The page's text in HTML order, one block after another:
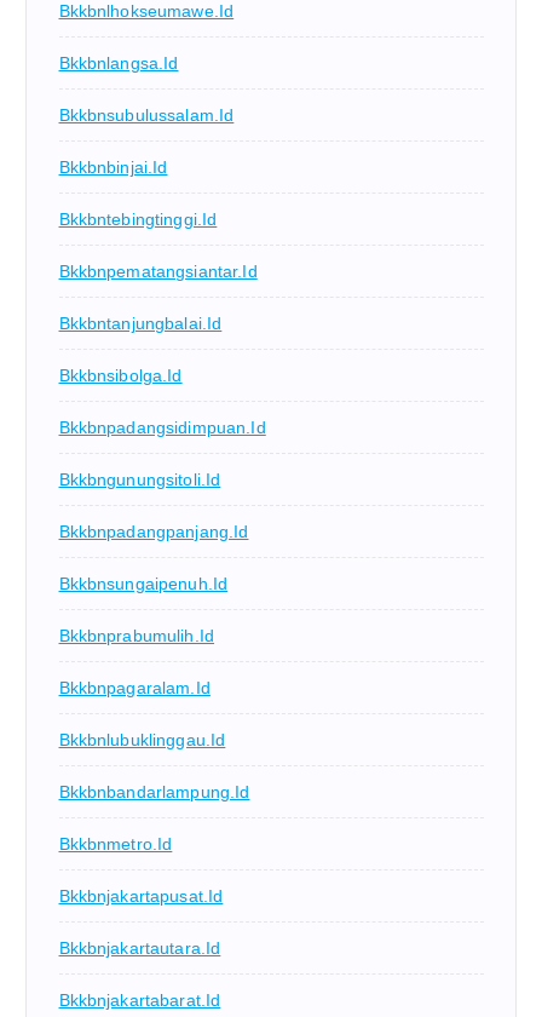
Bkkbnlhokseumawe.id
Bkkbnlangsa.id
Bkkbnsubulussalam.id
Bkkbnbinjai.id
Bkkbntebingtinggi.id
Bkkbnpematangsiantar.id
Bkkbntanjungbalai.id
Bkkbnsibolga.id
Bkkbnpadangsidimpuan.id
Bkkbngunungsitoli.id
Bkkbnpadangpanjang.id
Bkkbnsungaipenuh.id
Bkkbnprabumulih.id
Bkkbnpagaralam.id
Bkkbnlubuklinggau.id
Bkkbnbandarlampung.id
Bkkbnmetro.id
Bkkbnjakartapusat.id
Bkkbnjakartautara.id
Bkkbnjakartabarat.id